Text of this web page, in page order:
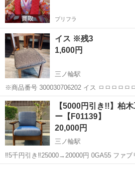
プリフラ
イス ※残3
1,600円
三ノ輪駅
※商品番号 300030706202 イス ㅁㅁㅁㅁㅁㅁㅁㅁㅁㅁㅁㅁㅁㅁㅁㅁㅁ
ㅁ お取引の際は［商品番号・お渡し日時］をお知らせください。 ※状東京 台東区 三ノ輪駅 椅子
【5000円引き!!】柏
ー【F01139】
20,000円
三ノ輪駅
‼️5千円引き‼️25000→20000円 0GA55 ファブリックソファー シガーロ
⭐️クッションに多少使用感（毛玉）ありま